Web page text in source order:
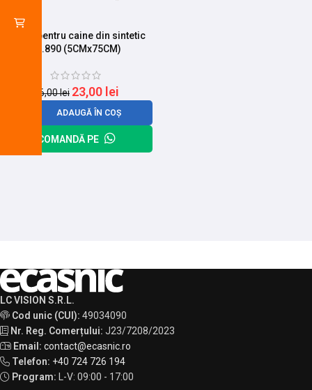
Curea pentru caine din sintetic
Nr.890 (5CMx75CM)
26,00lei 23,00 lei
ADAUGĂ ÎN COȘ
COMANDĂ PE
LC VISION S.R.L.
Cod unic (CUI): 49034090
Nr. Reg. Comerțului: J23/7208/2023
Email: contact@ecasnic.ro
Telefon: +40 724 726 194
Program: L-V: 09:00 - 17:00